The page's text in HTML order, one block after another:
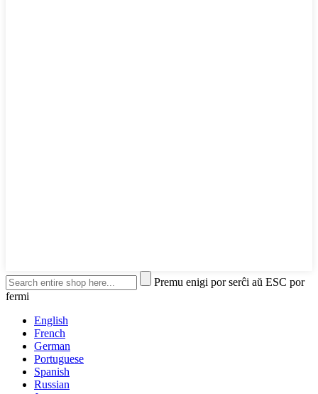
Premu enigi por serĉi aŭ ESC por
fermi
English
French
German
Portuguese
Spanish
Russian